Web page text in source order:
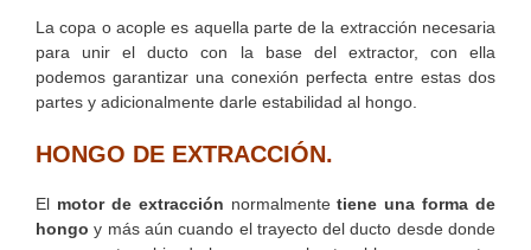
La copa o acople es aquella parte de la extracción necesaria
para unir el ducto con la base del extractor, con ella
podemos garantizar una conexión perfecta entre estas dos
partes y adicionalmente darle estabilidad al hongo.
HONGO DE EXTRACCIÓN.
El motor de extracción normalmentetiene una forma de
hongo y más aún cuando el trayecto del ducto desde donde